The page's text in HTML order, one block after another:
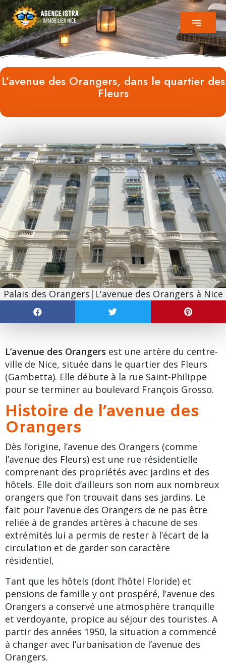
L’avenue des Orangers, dans le quartier des
Fleurs
Palais des Orangers|L'avenue des Orangers à Nice
L’avenue des Orangers est une artère du centre-
ville de Nice, située dans le quartier des Fleurs
(Gambetta). Elle débute à la rue Saint-Philippe
pour se terminer au boulevard François Grosso.
Histoire de l’avenue des
Orangers
Dès l’origine, l’avenue des Orangers (comme
l’avenue des Fleurs) est une rue résidentielle
comprenant des propriétés avec jardins et des
hôtels. Elle doit d’ailleurs son nom aux nombreux
orangers que l’on trouvait dans ses jardins. Le
fait pour l’avenue des Orangers de ne pas être
reliée à de grandes artères à chacune de ses
extrémités lui a permis de rester à l’écart de la
circulation et de garder son caractère
résidentiel,
Tant que les hôtels (dont l’hôtel Floride) et
pensions de famille y ont prospéré, l’avenue des
Orangers a conservé une atmosphère tranquille
et verdoyante, propice au séjour des touristes. A
partir des années 1950, la situation a commencé
à changer avec l’urbanisation de l’avenue des
Orangers.